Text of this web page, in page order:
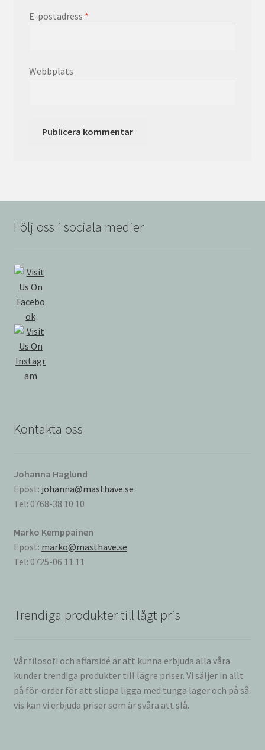
E-postadress *
Webbplats
Följ oss i sociala medier
Kontakta oss
Johanna Haglund
Epost: johanna@masthave.se
Tel: 0768-38 10 10
Marko Kemppainen
Epost: marko@masthave.se
Tel: 0725-06 11 11
Trendiga produkter till lågt pris
Vår filosofi och affärsidé är att kunna erbjuda alla våra
kunder trendiga produkter till lägre priser. Vi säljer in allt
på för-order för att slippa ligga med tunga lager och på så
vis kan vi erbjuda priser som är svåra att slå.